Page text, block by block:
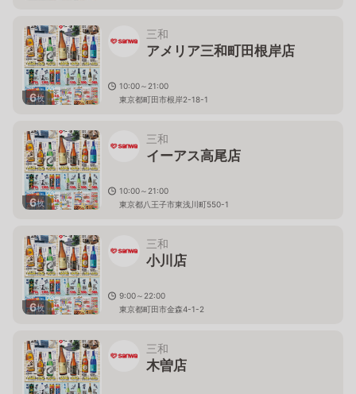
6枚
三和
アメリア三和町田根岸店
10:00～21:00
東京都町田市根岸2-18-1
6枚
三和
イーアス高尾店
10:00～21:00
東京都八王子市東浅川町550-1
6枚
三和
小川店
9:00～22:00
東京都町田市金森4-1-2
三和
木曽店